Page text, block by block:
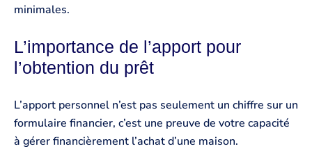
minimales.
L’importance de l’apport pour
l’obtention du prêt
L’apport personnel n’est pas seulement un chiffre sur un
formulaire financier, c’est une preuve de votre capacité
à gérer financièrement l’achat d’une maison.